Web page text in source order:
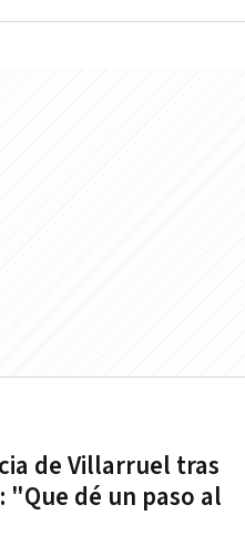
de Villarruel tras
"Que dé un paso al